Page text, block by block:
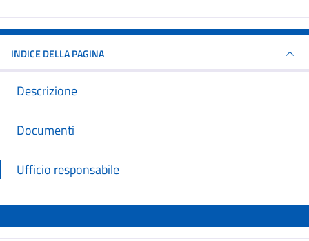
INDICE DELLA PAGINA
Descrizione
Documenti
Ufficio responsabile